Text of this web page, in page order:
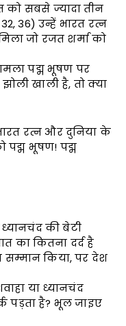
को सबसे ज्यादा तीन
36) उन्हें भारत रत्न
जो रजत शर्मा को
पद्म भूषण पर
खाली है, तो क्या
रत्न और दुनिया के
पद्म भूषण! पद्म
की बेटी
का कितना दर्द है
सम्मान किया, पर देश
या ध्यानचंद
पड़ता है? भूल जाइए